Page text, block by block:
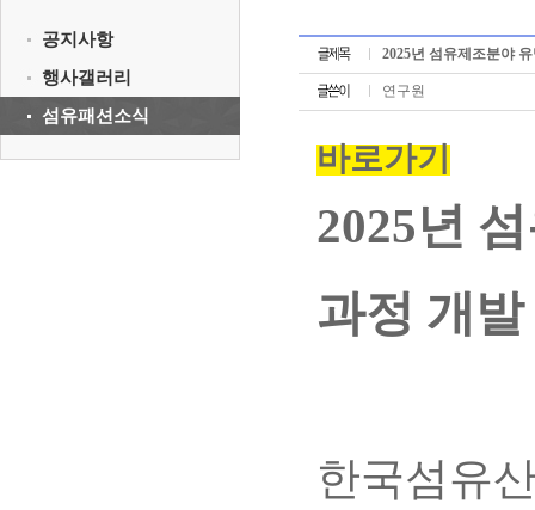
공지사항
행사갤러리
섬유패션소식
2025년 섬유제조분야
연구원
바로가기
2025년
과정 개
한국섬유